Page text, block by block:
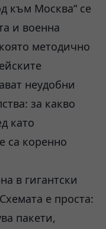
към Москва“ се
и военна
методично
неудобни
за какво
като
са коренно
в гигантски
е проста:
пакети,